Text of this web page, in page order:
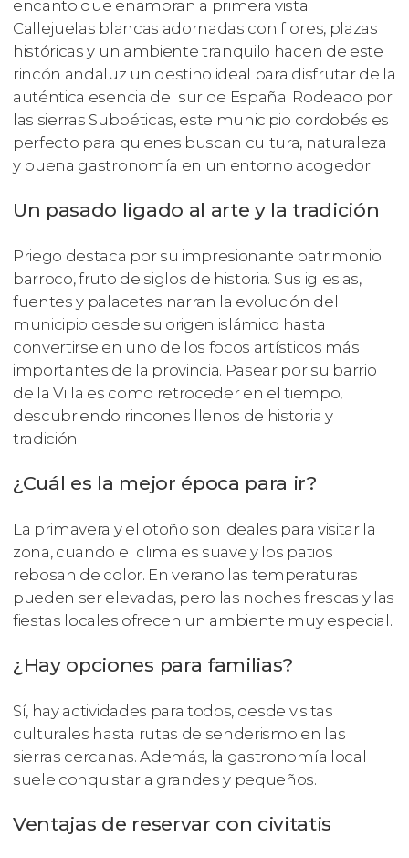
encanto que enamoran a primera vista.
Callejuelas blancas adornadas con flores, plazas
históricas y un ambiente tranquilo hacen de este
rincón andaluz un destino ideal para disfrutar de la
auténtica esencia del sur de España. Rodeado por
las sierras Subbéticas, este municipio cordobés es
perfecto para quienes buscan cultura, naturaleza
y buena gastronomía en un entorno acogedor.
Un pasado ligado al arte y la tradición
Priego destaca por su impresionante patrimonio
barroco, fruto de siglos de historia. Sus iglesias,
fuentes y palacetes narran la evolución del
municipio desde su origen islámico hasta
convertirse en uno de los focos artísticos más
importantes de la provincia. Pasear por su barrio
de la Villa es como retroceder en el tiempo,
descubriendo rincones llenos de historia y
tradición.
¿Cuál es la mejor época para ir?
La primavera y el otoño son ideales para visitar la
zona, cuando el clima es suave y los patios
rebosan de color. En verano las temperaturas
pueden ser elevadas, pero las noches frescas y las
fiestas locales ofrecen un ambiente muy especial.
¿Hay opciones para familias?
Sí, hay actividades para todos, desde visitas
culturales hasta rutas de senderismo en las
sierras cercanas. Además, la gastronomía local
suele conquistar a grandes y pequeños.
Ventajas de reservar con civitatis